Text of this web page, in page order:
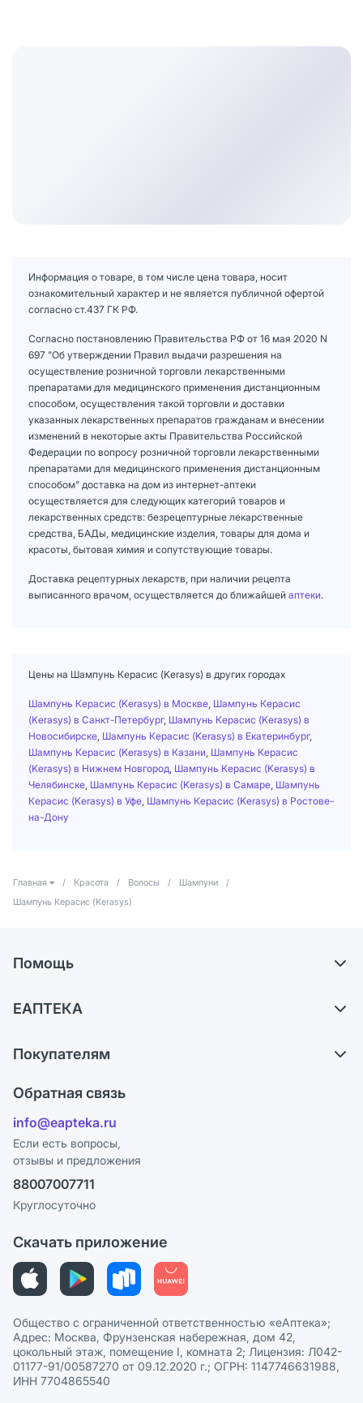
Информация о товаре, в том числе цена товара, носит
ознакомительный характер и не является публичной офертой
согласно ст.437 ГК РФ.
Согласно постановлению Правительства РФ от 16 мая 2020 N
697 "Об утверждении Правил выдачи разрешения на
осуществление розничной торговли лекарственными
препаратами для медицинского применения дистанционным
способом, осуществления такой торговли и доставки
указанных лекарственных препаратов гражданам и внесении
изменений в некоторые акты Правительства Российской
Федерации по вопросу розничной торговли лекарственными
препаратами для медицинского применения дистанционным
способом" доставка на дом из интернет-аптеки
осуществляется для следующих категорий товаров и
лекарственных средств: безрецептурные лекарственные
средства, БАДы, медицинские изделия, товары для дома и
красоты, бытовая химия и сопутствующие товары.
Доставка рецептурных лекарств, при наличии рецепта
выписанного врачом, осуществляется до ближайшей аптеки.
Цены на Шампунь Керасис (Kerasys) в других городах
Шампунь Керасис (Kerasys) в Москве Шампунь Керасис
(Kerasys) в Санкт-Петербург, Шампунь Керасис (Kerasys) в
Новосибирске Шампунь Керасис (Kerasys) в Екатеринбург,
Шампунь Керасис (Kerasys) в Казани Шампунь Керасис
(Kerasys) в Нижнем Новгород Шампунь Керасис (Kerasys) в
Челябинске Шампунь Керасис (Kerasys) в Самаре Шампунь
Керасис (Kerasys) в Уфе Шампунь Керасис (Kerasys) в Ростове-
на-Дону
Главная / Красота / Волосы / Шампуни
/
Шампунь Керасис (Kerasys)
Помощь
Самовывоз из аптек
Ответы на вопросы
Блог
ЕАПТЕКА
Карьера
Поставщики
Лицензия
Реклама на сайте
Ваши товары на ЕАПТЕКЕ
Покупателям
Программа СберСпасибо
Политика конфиденциальности
Пользовательское соглашение
Политика рекомендаций
Этика и соответствие
Политика в отношении обработки персональных данных
Обратная связь
info@eapteka.ru
Если есть вопросы,
отзывы и предложения
88007007711
Круглосуточно
Скачать приложение
Общество с ограниченной ответственностью «еАптека»;
Адрес: Москва, Фрунзенская набережная, дом 42,
цокольный этаж, помещение I, комната 2; Лицензия: Л042-
01177-91/00587270 от 09.12.2020 г.; ОГРН: 1147746631988,
ИНН 7704865540